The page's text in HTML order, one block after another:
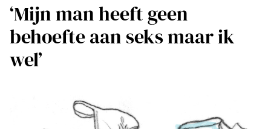
‘Mijn man heeft geen
behoefte aan seks maar ik
wel’